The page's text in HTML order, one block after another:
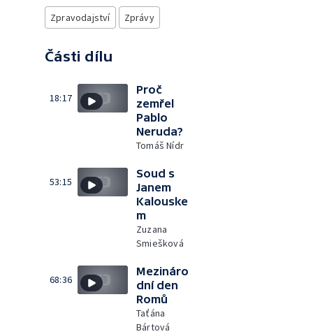
Zpravodajství Zprávy
Části dílu
18:17
Proč
zemřel
Pablo
Neruda?
Tomáš Nídr
53:15
Soud s
Janem
Kalouske
m
Zuzana
Smiešková
68:36
Mezináro
dní den
Romů
Taťána
Bártová